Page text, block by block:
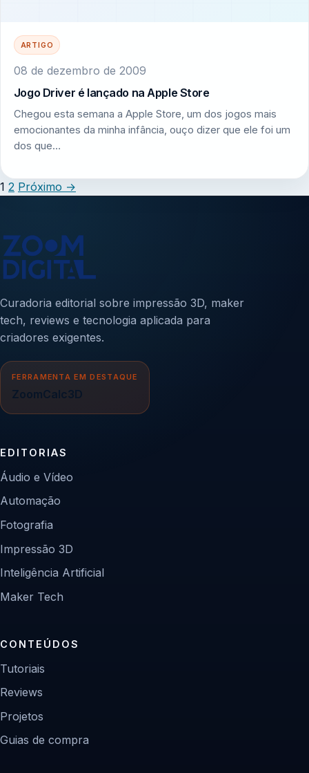
ARTIGO
08 de dezembro de 2009
Jogo Driver é lançado na Apple Store
Chegou esta semana a Apple Store, um dos jogos mais
emocionantes da minha infância, ouço dizer que ele foi um
dos que…
1 2 Próximo →
Curadoria editorial sobre impressão 3D, maker
tech, reviews e tecnologia aplicada para
criadores exigentes.
FERRAMENTA EM DESTAQUE
ZoomCalc3D
EDITORIAS
Áudio e Vídeo
Automação
Fotografia
Impressão 3D
Inteligência Artificial
Maker Tech
CONTEÚDOS
Tutoriais
Reviews
Projetos
Guias de compra